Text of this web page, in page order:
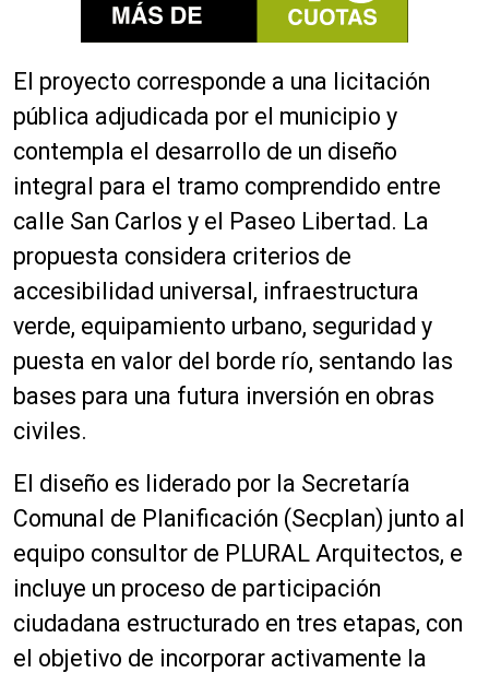
El proyecto corresponde a una licitación
pública adjudicada por el municipio y
contempla el desarrollo de un diseño
integral para el tramo comprendido entre
calle San Carlos y el Paseo Libertad. La
propuesta considera criterios de
accesibilidad universal, infraestructura
verde, equipamiento urbano, seguridad y
puesta en valor del borde río, sentando las
bases para una futura inversión en obras
civiles.
El diseño es liderado por la Secretaría
Comunal de Planificación (Secplan) junto al
equipo consultor de PLURAL Arquitectos, e
incluye un proceso de participación
ciudadana estructurado en tres etapas, con
el objetivo de incorporar activamente la